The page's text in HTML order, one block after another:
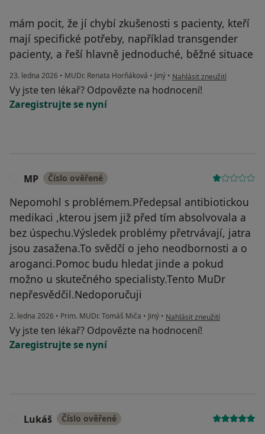
mám pocit, že jí chybí zkušenosti s pacienty, kteří
mají specifické potřeby, například transgender
pacienty, a řeší hlavně jednoduché, běžné situace
23. ledna 2026 • MUDr. Renata Horňáková • Jiný • podle názoru uživatele
Nahlásit zneužití
Vy jste ten lékař? Odpovězte na hodnocení!
Zaregistrujte se nyní
MP Číslo ověřené
Nepomohl s problémem.Předepsal antibiotickou
medikaci ,kterou jsem již před tím absolvovala a
bez úspechu.Výsledek problémy přetrvávají, jatra
jsou zasažena.To svědčí o jeho neodbornosti a o
aroganci.Pomoc budu hledat jinde a pokud
možno u skutečného specialisty.Tento MuDr
nepřesvědčil.Nedoporučuji
2. ledna 2026 • Prim. MUDr. Tomáš Miča • Jiný • podle názoru uživatele MP
Nahlásit zneužití
Vy jste ten lékař? Odpovězte na hodnocení!
Zaregistrujte se nyní
Lukáš Číslo ověřené